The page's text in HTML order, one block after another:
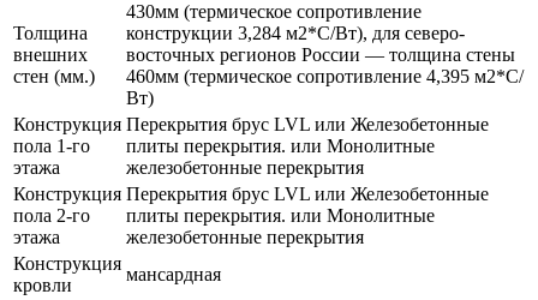
Толщина
внешних
стен (мм.)
430мм (термическое сопротивление
конструкции 3,284 м2*С/Вт), для северо-
восточных регионов России — толщина стены
460мм (термическое сопротивление 4,395 м2*С/
Вт)
Конструкция
пола 1-го
этажа
Перекрытия брус LVL или Железобетонные
плиты перекрытия. или Монолитные
железобетонные перекрытия
Конструкция
пола 2-го
этажа
Перекрытия брус LVL или Железобетонные
плиты перекрытия. или Монолитные
железобетонные перекрытия
Конструкция
кровли
мансардная